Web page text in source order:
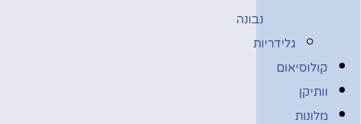
נבונה
גלידריות
קולוסיאום
וותיקן
מלונות